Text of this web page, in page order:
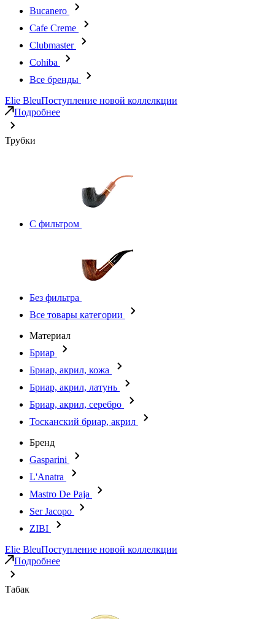
Bucanero
Cafe Creme
Clubmaster
Cohiba
Все бренды
Elie BleuПоступление новой коллелкции
Подробнее
Трубки
С фильтром
Без фильтра
Все товары категории
Материал
Бриар
Бриар, акрил, кожа
Бриар, акрил, латунь
Бриар, акрил, серебро
Тосканский бриар, акрил
Бренд
Gasparini
L'Anatra
Mastro De Paja
Ser Jacopo
ZIBI
Elie BleuПоступление новой коллелкции
Подробнее
Табак